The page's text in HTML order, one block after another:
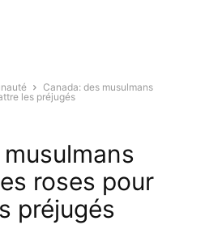
Canada: des musulmans
les préjugés
roses pour
préjugés